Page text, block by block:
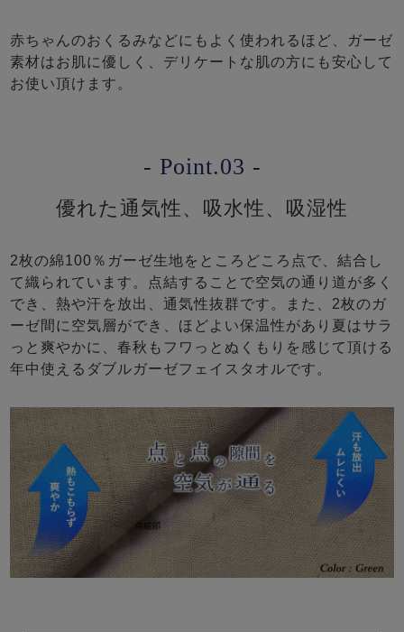
赤ちゃんのおくるみなどにもよく使われるほど、ガーゼ
素材はお肌に優しく、デリケートな肌の方にも安心して
お使い頂けます。
- Point.03 -
優れた通気性、吸水性、吸湿性
2枚の綿100％ガーゼ生地をところどころ点で、結合し
て織られています。点結することで空気の通り道が多く
でき、熱や汗を放出、通気性抜群です。また、2枚のガ
ーゼ間に空気層ができ、ほどよい保温性があり夏はサラ
っと爽やかに、春秋もフワっとぬくもりを感じて頂ける
年中使えるダブルガーゼフェイスタオルです。